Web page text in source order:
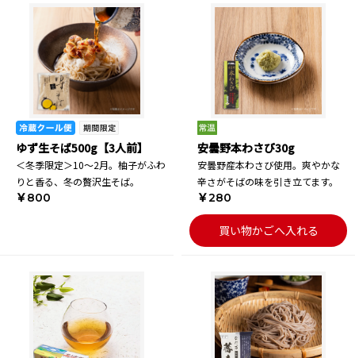
ゆず生そば500g【3人前】
＜冬季限定＞10～2月。柚子がふわ
りと香る、冬の贅沢生そば。
￥800
安曇野本わさび30g
安曇野産本わさび使用。爽やかな
辛さがそばの味を引き立てます。
￥280
買い物かごへ入れる